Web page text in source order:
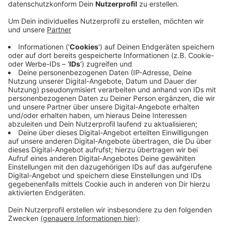
Anzeige
Auch Alternativen, wie neue Tickets seien im Moment
nicht geplant. Ein pauschales Karnevalsticket für
sechs Tage, wie es im Verkehrsverbund Rhein-Sieg
angeboten wird, sei beim VRR nicht in Planung. Und die
Rheinbahn könne nicht unabhängig vom
übergeordneten Verkehrsverbund entscheiden. Auch
Kontrollen an den Türen seien nicht praktikabel, da das
Zeit kosten und die Fahrpläne durcheinander bringen
würde. Auf der Antenne Düsseldorf Facebook Seite
lesen wir viele Wünsche nach automatischen
Kontrollen beim Einsteigen oder nach einem
kostenlosen ÖPNV-Angebot für die Karnevalstage.
Anzeige